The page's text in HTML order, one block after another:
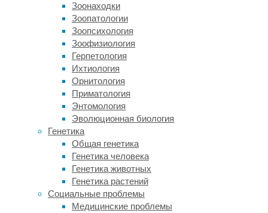
Зоонаходки
Зоопатологии
Зоопсихология
Зоофизиология
Герпетология
Ихтиология
Орнитология
Приматология
Энтомология
Эволюционная биология
Генетика
Общая генетика
Генетика человека
Генетика животных
Генетика растений
Социальные проблемы
Медицинские проблемы
довольно
короткий
срок
всего
около
миллионов
—
головки
бедренных
костей
повернулись
вовнутрь,